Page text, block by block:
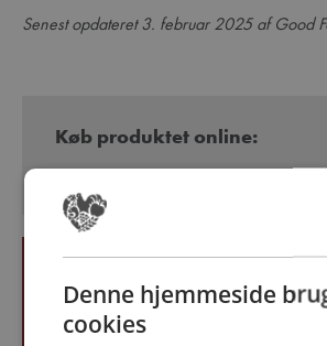
Senest opdateret 3. februar 2025 af Good
Køb produktet online:
Stand 262
Denne hjemmeside
cookies